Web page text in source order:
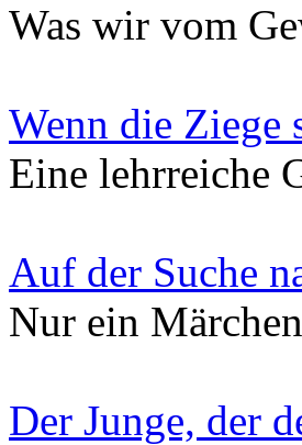
Was wir vom
Wenn die Ziege
Eine lehrreiche
Auf der Suche
Nur ein
Der Junge, der